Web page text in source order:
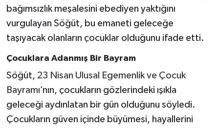
bağımsızlık meşalesini ebediyen yaktığını
vurgulayan Söğüt, bu emaneti geleceğe
taşıyacak olanların çocuklar olduğunu ifade etti.
Çocuklara Adanmış Bir Bayram
Söğüt, 23 Nisan Ulusal Egemenlik ve Çocuk
Bayramı’nın, çocukların gözlerindeki ışıkla
geleceği aydınlatan bir gün olduğunu söyledi.
Çocukların güven içinde büyümesi, hayallerini